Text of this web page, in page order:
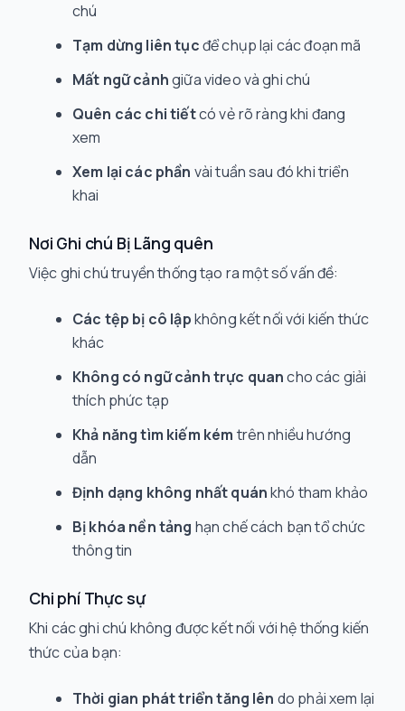
chú
Tạm dừng liên tụcđể chụp lại các đoạn mã
Mất ngữ cảnhgiữa video và ghi chú
Quên các chi tiếtcó vẻ rõ ràng khi đang
xem
Xem lại các phần vài tuần sau đó khi triển
khai
Nơi Ghi chú Bị Lãng quên
Việc ghi chú truyền thống tạo ra một số vấn đề:
Các tệp bị cô lậpkhông kết nối với kiến thức
khác
Không có ngữ cảnh trực quancho các giải
thích phức tạp
Khả năng tìm kiếm kém trên nhiều hướng
dẫn
Định dạng không nhất quánkhó tham khảo
Bị khóa nền tảng hạn chế cách bạn tổ chức
thông tin
Chi phí Thực sự
Khi các ghi chú không được kết nối với hệ thống kiến
thức của bạn:
Thời gian phát triển tăng lên do phải xem lại